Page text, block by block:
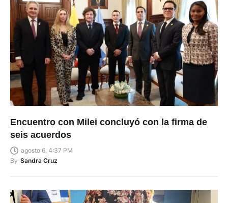
Encuentro con Milei concluyó con la firma de
seis acuerdos
agosto 6, 4:37 PM
By Sandra Cruz